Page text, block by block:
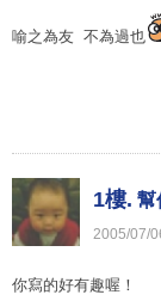
喻之為友 不為過也
1樓. 幫
2005/07/
你寫的好有趣喔！